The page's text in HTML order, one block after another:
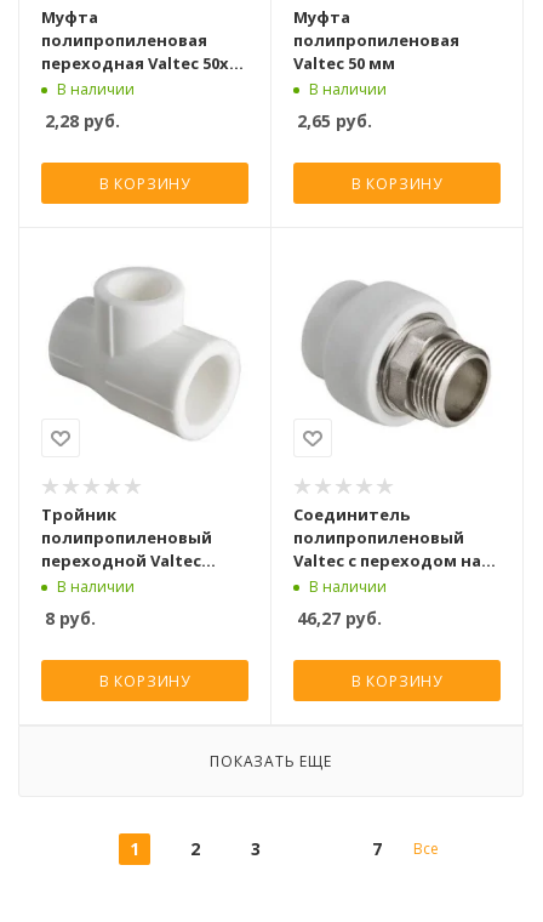
Муфта
полипропиленовая
переходная Valtec 50x40
ммВ наличии
2,28 руб.
В КОРЗИНУ
Муфта
полипропиленовая
Valtec 50 мм
В наличии
2,65 руб.
В КОРЗИНУ
Тройник
полипропиленовый
переходной Valtec
50x40x50 мм
В наличии
8 руб.
В КОРЗИНУ
Соединитель
полипропиленовый
Valtec с переходом на
нар. р. 50х1 1/2
В наличии
46,27 руб.
В КОРЗИНУ
ПОКАЗАТЬ ЕЩЕ
1 2 3 7 Все